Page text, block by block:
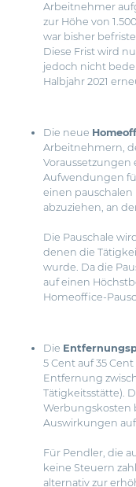
Arbeitnehmer
zur Höhe von
war bisher
Diese Frist wird
jedoch nicht
Halbjahr 2021
Die neue
Arbeitnehmern,
Voraussetzungen
Aufwendungen
einen pauschalen
abzuziehen, an
Die Pauschale
denen die
wurde. Da die
auf einen
Homeoffice-
Die
5 Cent auf 35
Entfernung
Tätigkeitsstätte).
Werbungskosten
Auswirkungen
Für Pendler, die
keine Steuern
alternativ zur